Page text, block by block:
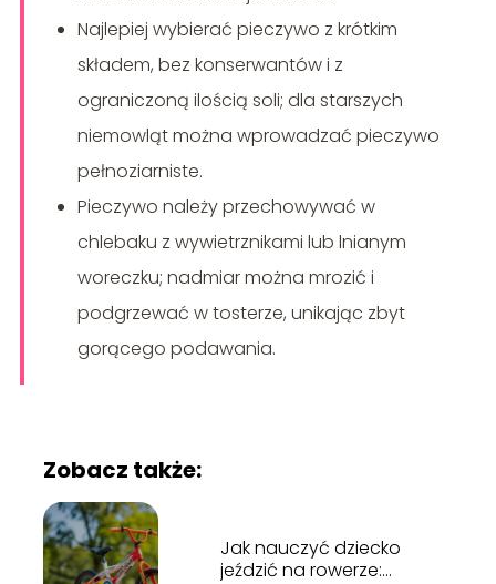
Najlepiej wybierać pieczywo z krótkim
składem, bez konserwantów i z
ograniczoną ilością soli; dla starszych
niemowląt można wprowadzać pieczywo
pełnoziarniste.
Pieczywo należy przechowywać w
chlebaku z wywietrznikami lub lnianym
woreczku; nadmiar można mrozić i
podgrzewać w tosterze, unikając zbyt
gorącego podawania.
Zobacz także:
Jak nauczyć dziecko
jeździć na rowerze: